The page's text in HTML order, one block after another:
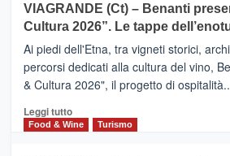
Anche
la
Alcantara
nei
primi
nella
classifica
IL
SAN
DOMENICO
PALACE
TAORMINA,
UN
HOTEL
FOUR
VIAGRANDE (Ct) – Benanti
Cultura 2026”. Le tappe
Ai piedi dell'Etna, tra vigneti storici,
percorsi dedicati alla cultura del vino,
& Cultura 2026", il progetto di
Leggi tuttoLeggi
di
Food & Wine Turismo